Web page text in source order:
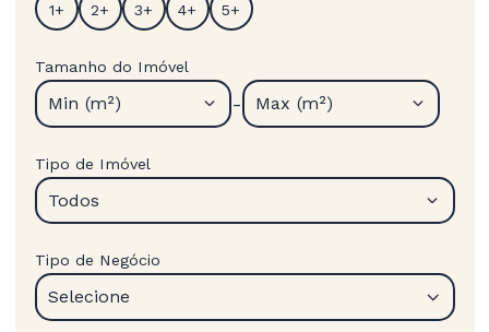
Tamanho do Imóvel
Min (m²) - Max (m²)
Tipo de Imóvel
Todos
Tipo de Negócio
Selecione